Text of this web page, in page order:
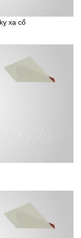
xạ cổ